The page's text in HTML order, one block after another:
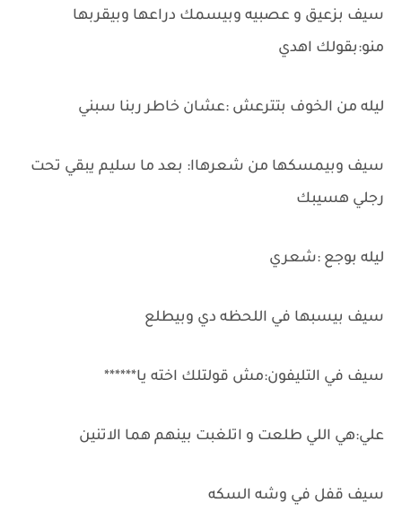
سيف بزعيق و عصبيه وبيسمك دراعها وبيقربها
منو:بقولك اهدي
ليله من الخوف بتترعش :عشان خاطر ربنا سبني
سيف وبيمسكها من شعرهاا: بعد ما سليم يبقي تحت
رجلي هسيبك
ليله بوجع :شعري
سيف بيسبها في اللحظه دي وبيطلع
سيف في التليفون:مش قولتلك اخته يا******
علي:هي اللي طلعت و اتلغبت بينهم هما الاتنين
سيف قفل في وشه السكه